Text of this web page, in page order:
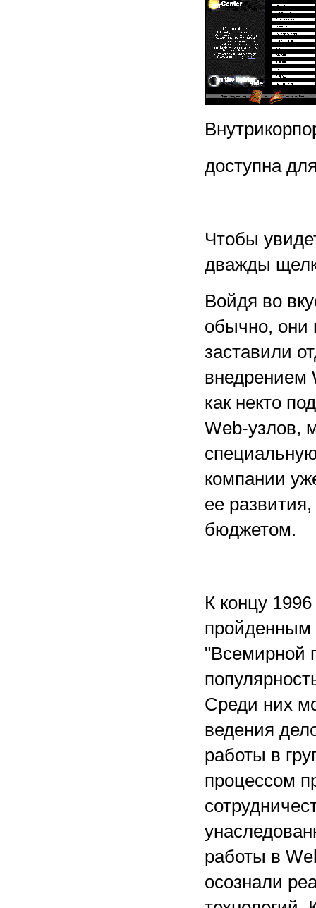
доступна
Чтобы
дважды
Войдя во
обычно, они
заставили
внедрением
как некто
Web-узлов,
компании
ее
бюджетом.
К концу
пройденным
"Всемирной
Среди них
ведения
работы в
процессом
работы в
осознали